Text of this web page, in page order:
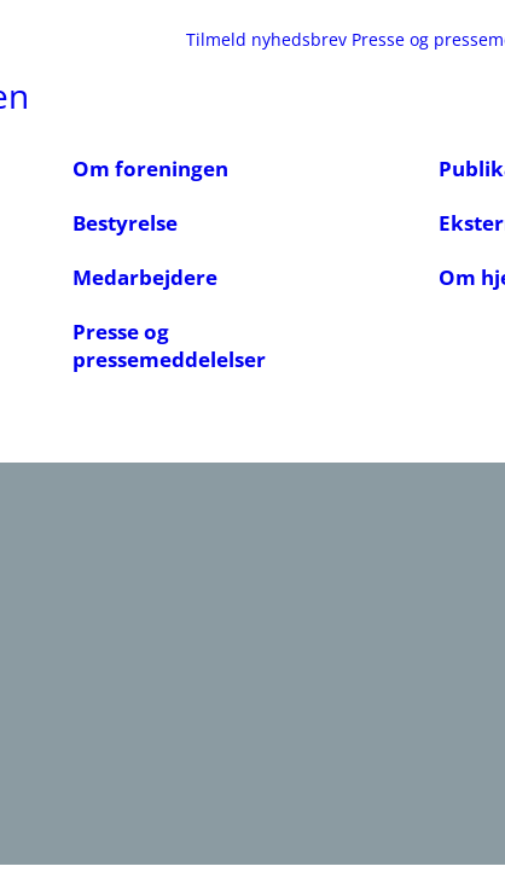
Tilmeld nyhedsbrev Presse og
Om foreningen
Bestyrelse
Medarbejdere
Presse og
pressemeddelelser
Om